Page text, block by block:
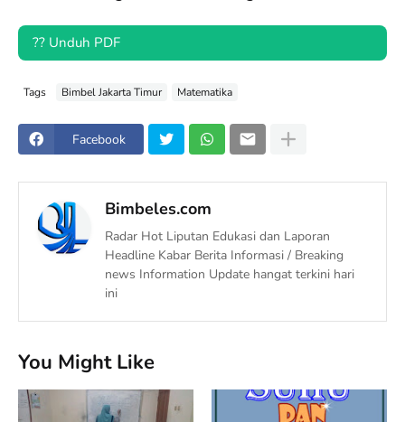
?? Unduh PDF
Tags Bimbel Jakarta Timur Matematika
Facebook
Bimbeles.com
Radar Hot Liputan Edukasi dan Laporan
Headline Kabar Berita Informasi / Breaking
news Information Update hangat terkini hari
ini
You Might Like